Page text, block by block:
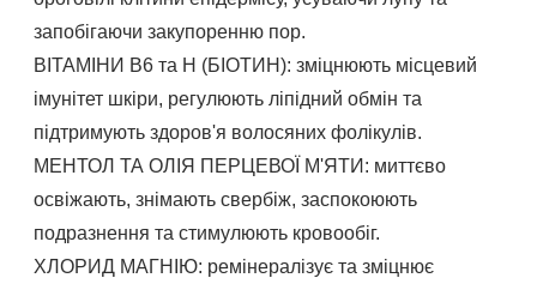
запобігаючи закупоренню пор.
ВІТАМІНИ B6 та H (БІОТИН): зміцнюють місцевий
імунітет шкіри, регулюють ліпідний обмін та
підтримують здоров'я волосяних фолікулів.
МЕНТОЛ ТА ОЛІЯ ПЕРЦЕВОЇ М'ЯТИ: миттєво
освіжають, знімають свербіж, заспокоюють
подразнення та стимулюють кровообіг.
ХЛОРИД МАГНІЮ: ремінералізує та зміцнює